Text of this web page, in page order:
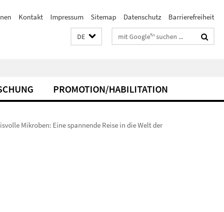
Kontakt Impressum Sitemap Datenschutz Barrierefreiheit
DE Suchbegriffe
PROMOTION/HABILITATION
Mikroben: Eine spannende Reise in die Welt der